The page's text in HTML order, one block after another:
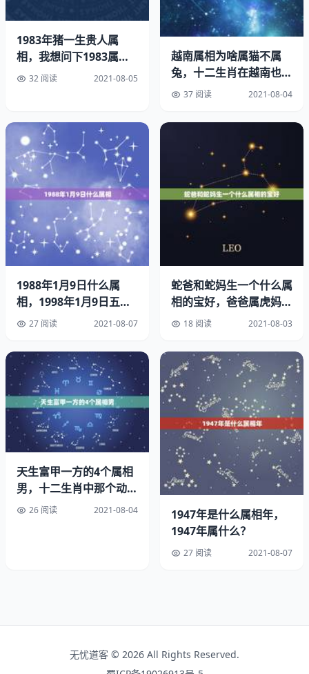
木星有没有水和生命
木星上是有水的,但是只是非常少量.木星的表面大部分是氢
和氦,还有少量的甲烷、水、等.
并不适合生命的生存.
木星和什么属相最好命：星座里太阳木星是什么意思啊？
首先恭喜你拥有这个相位。6合就是指你的太阳跟你的木星
成60度角，在星座命盘中60度和度都是很好的位置，何况
你的这颗还是木星。
是16种最好的命格中的一个，代表好运和贵人运，又称为
木日调和，天生有贵人相助。
大家都知道，在占星学中太阳是我们的主要基本人格，其地
位就好像是公司里的董事长一样。而木星刚好就像公司里的
总经理一样。因此，如果一个人的太阳跟木星产生调和相
位，就像是一个公司的董事长得到一位非常称职的总经理襄
助一般，公司的业务蒸蒸日不说，而这位太阳董事长也会显
现出许多优点，包括富於智慧、宽容、举止高贵、富戏剧、
决策英明、行动果决等，这些都是很让人羡慕的特质。更重
要的是，木日调和的人一生都会有贵人相助。
木日调和相位的人会有贵人相助，主要是因为他们喜欢交朋
友，喜欢交各式各类的朋友，甚至於国外的朋友。而且因为
有着诚实与仁慈的心，乐於与人合作，有高贵的利他情操，
因此总是能跟他们肝胆相照，都成为他们的贵人。
此外，太阳还掌管着，包括承上与启下，木日调和的人由於
多。
再者，木日调和相位的人有着相当相当高的智慧，乐观进取
1983年猪一生贵人属
相，我想问下1983属猪
蛇人的贵人的属相
32 阅读 2021-08-05
越南属相为啥属猫不属
兔，十二生肖在越南也是
有的，但是为什么兔子被
37 阅读 2021-08-04
1988年1月9日什么属
相，1998年1月9日五行
是什么属性？
27 阅读 2021-08-07
蛇爸和蛇妈生一个什么属
相的宝好，爸爸属虎妈妈
属蛇生属什么的宝宝好
18 阅读 2021-08-03
天生富甲一方的4个属相
男，十二生肖中那个动物
富甲一方
26 阅读 2021-08-04
1947年是什么属相年，
1947年属什么？
27 阅读 2021-08-07
无忧道客 © 2026 All Rights Reserved.